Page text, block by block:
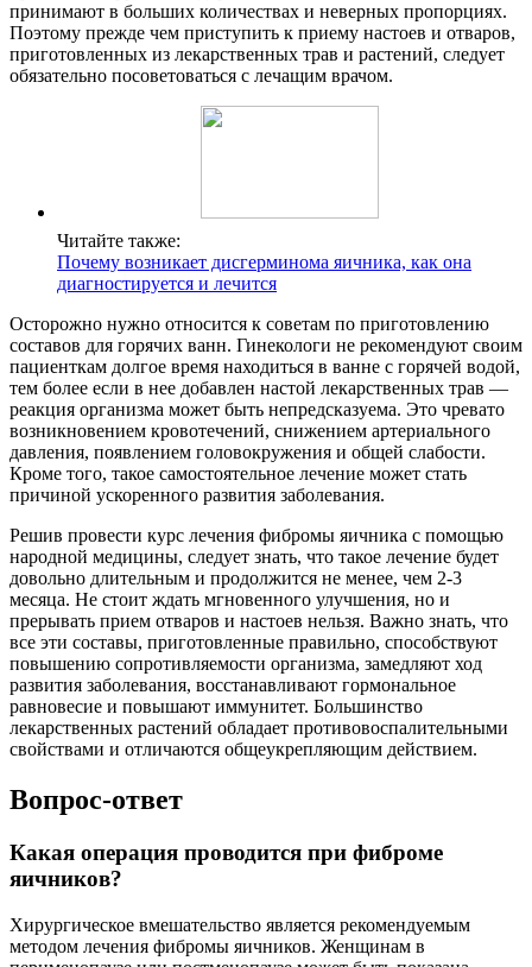
принимают в больших количествах и неверных пропорциях.
Поэтому прежде чем приступить к приему настоев и отваров,
приготовленных из лекарственных трав и растений, следует
обязательно посоветоваться с лечащим врачом.
Читайте также:
Почему возникает дисгерминома яичника, как она
диагностируется и лечится
Осторожно нужно относится к советам по приготовлению
составов для горячих ванн. Гинекологи не рекомендуют своим
пациенткам долгое время находиться в ванне с горячей водой,
тем более если в нее добавлен настой лекарственных трав —
реакция организма может быть непредсказуема. Это чревато
возникновением кровотечений, снижением артериального
давления, появлением головокружения и общей слабости.
Кроме того, такое самостоятельное лечение может стать
причиной ускоренного развития заболевания.
Решив провести курс лечения фибромы яичника с помощью
народной медицины, следует знать, что такое лечение будет
довольно длительным и продолжится не менее, чем 2-3
месяца. Не стоит ждать мгновенного улучшения, но и
прерывать прием отваров и настоев нельзя. Важно знать, что
все эти составы, приготовленные правильно, способствуют
повышению сопротивляемости организма, замедляют ход
развития заболевания, восстанавливают гормональное
равновесие и повышают иммунитет. Большинство
лекарственных растений обладает противовоспалительными
свойствами и отличаются общеукрепляющим действием.
Вопрос-ответ
Какая операция проводится при фиброме
яичников?
Хирургическое вмешательство является рекомендуемым
методом лечения фибромы яичников. Женщинам в